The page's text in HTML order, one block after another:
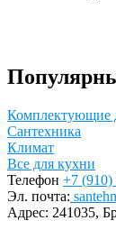
Комплектующие
Сантехника
Климат
Все для кухни
Телефон +7 (910)
Эл. почта:
Адрес: 241035,